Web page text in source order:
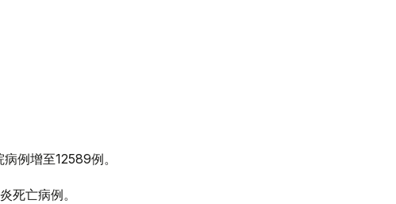
例增至12589例。
死亡病例。